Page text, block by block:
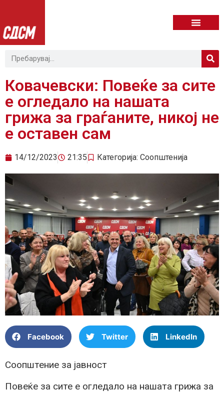
Ковачевски: Повеќе за сите
е огледало на нашата
грижа за граѓаните, никој не
е оставен сам
14/12/2023 21:35 Категорија: Соопштенија
Facebook Twitter LinkedIn
Соопштение за јавност
Повеќе за сите е огледало на нашата грижа за